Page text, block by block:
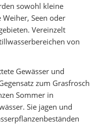
sowohl kleine
Seen oder
Vereinzelt
von
Gewässer und
zum Grasfrosch
Sommer in
Sie jagen und